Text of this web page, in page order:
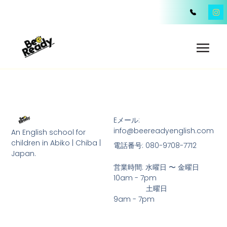
An English school for
children in Abiko | Chiba |
Japan.
Eメール:
info@beereadyenglish.com
電話番号: 080-9708-7712
営業時間: 水曜日 〜 金曜日
10am - 7pm
9am - 7pm